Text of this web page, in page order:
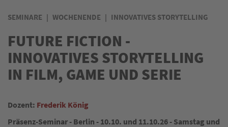
SEMINARE WOCHENENDE INNOVATIVES STORYTELLING
FUTURE FICTION -
INNOVATIVES STORYTELLING
IN FILM, GAME UND SERIE
Dozent: Frederik König
Präsenz-Seminar - Berlin - 10.10. und 11.10.26 - Samstag und